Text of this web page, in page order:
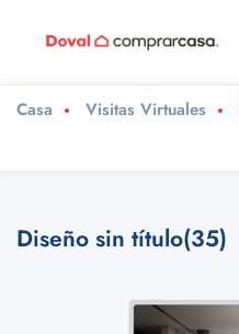
Casa Visitas Virtuales
Diseño sin título(35)